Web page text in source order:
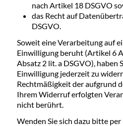
nach Artikel 18 DSGVO
das Recht auf
DSGVO.
Soweit eine Verarbeitung auf
Einwilligung beruht (Artikel 6
Absatz 2 lit. a DSGVO), haben
Einwilligung jederzeit zu
Rechtmäßigkeit der aufgrund
Ihrem Widerruf erfolgten
nicht berührt.
Wenden Sie sich dazu bitte